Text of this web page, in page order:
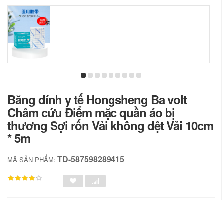
Băng dính y tế Hongsheng Ba volt
Châm cứu Điểm mặc quần áo bị
thương Sợi rốn Vải không dệt Vải 10cm
* 5m
MÃ SẢN PHẨM: TD-587598289415